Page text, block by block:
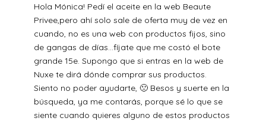
Hola Mónica! Pedí el aceite en la web Beaute
Privee,pero ahí solo sale de oferta muy de vez en
cuando, no es una web con productos fijos, sino
de gangas de días…fíjate que me costó el bote
grande 15e. Supongo que si entras en la web de
Nuxe te dirá dónde comprar sus productos.
Siento no poder ayudarte, 🙁 Besos y suerte en la
búsqueda, ya me contarás, porque sé lo que se
siente cuando quieres alguno de estos productos